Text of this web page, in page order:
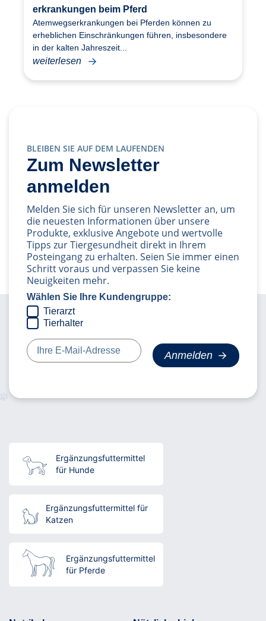
erkrankungen beim Pferd
Atemwegserkrankungen bei Pferden können zu
erheblichen Einschränkungen führen, insbesondere
in der kalten Jahreszeit...
weiterlesen
BLEIBEN SIE AUF DEM LAUFENDEN
Zum Newsletter
anmelden
Melden Sie sich für unseren Newsletter an, um
die neuesten Informationen über unsere
Produkte, exklusive Angebote und wertvolle
Tipps zur Tiergesundheit direkt in Ihrem
Posteingang zu erhalten. Seien Sie immer einen
Schritt voraus und verpassen Sie keine
Neuigkeiten mehr.
Wählen Sie Ihre Kundengruppe:
Tierarzt
Tierhalter
Ergänzungsfuttermittel
für Hunde
Ergänzungsfuttermittel für
Katzen
Ergänzungsfuttermittel
für Pferde